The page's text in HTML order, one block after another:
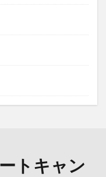
トキャン